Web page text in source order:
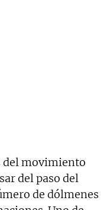
del movimiento
del paso del
de dólmenes